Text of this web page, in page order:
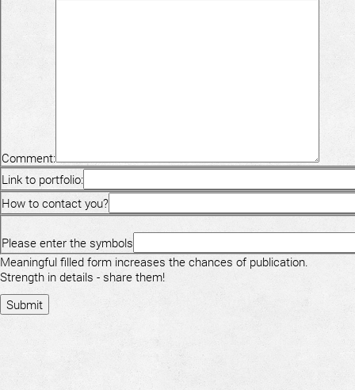
Comment:
Link to portfolio:
How to contact you?
Please enter the symbols
Meaningful filled form increases the chances of publication.
Strength in details - share them!